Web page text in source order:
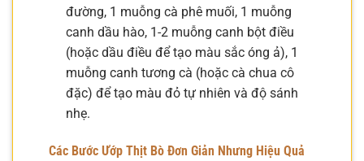
đường, 1 muỗng cà phê muối, 1 muỗng
canh dầu hào, 1-2 muỗng canh bột điều
(hoặc dầu điều để tạo màu sắc óng ả), 1
muỗng canh tương cà (hoặc cà chua cô
đặc) để tạo màu đỏ tự nhiên và độ sánh
nhẹ.
Các Bước Ướp Thịt Bò Đơn Giản Nhưng Hiệu Quả